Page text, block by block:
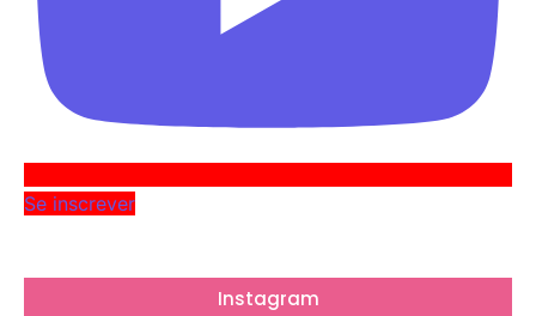
Se inscrever
Instagram